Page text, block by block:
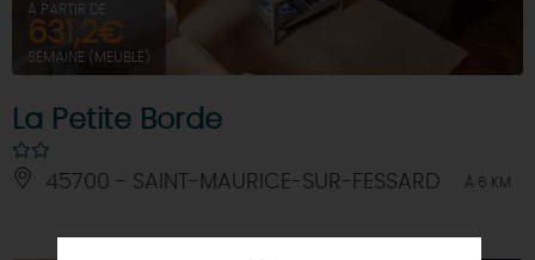
À PARTIR DE
631,2€
SEMAINE (MEUBLÉ)
La Petite Borde
45700 - SAINT-MAURICE-SUR-FESSARD À 6 KM